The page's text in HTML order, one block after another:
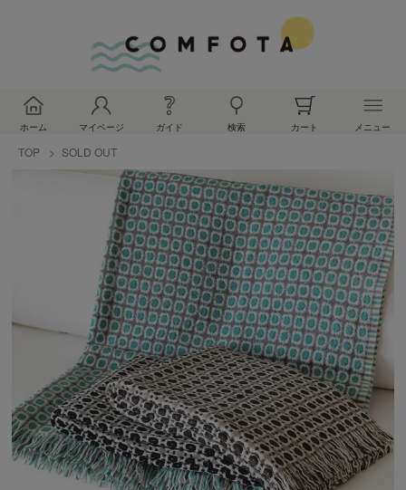
ホーム マイページ ガイド 検索 カート メニュー
TOP SOLD OUT